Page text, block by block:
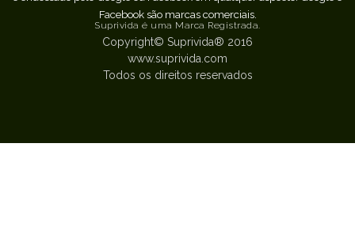
Facebook são marcas comerciais.
Suprivida é uma Marca Registrada.
Copyright© Suprivida® 2016
www.suprivida.com
Todos os direitos reservados